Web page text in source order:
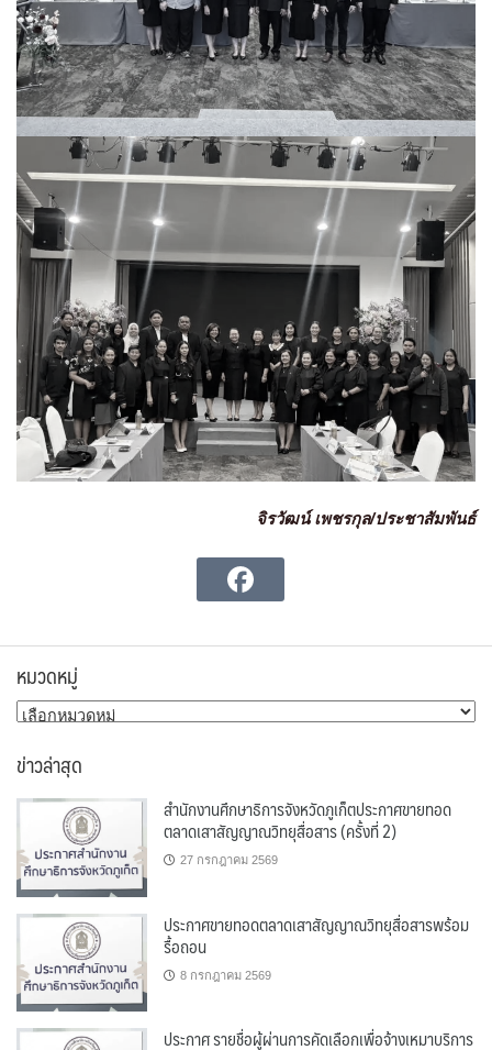
จิรวัฒน์ เพชรกุล/ประชาสัมพันธ์
หมวดหมู่
หมวด
ข่าวล่าสุด
สำนักงานศึกษาธิการจังหวัดภูเก็ตประกาศขายทอด
ตลาดเสาสัญญาณวิทยุสื่อสาร (ครั้งที่ 2)
27 กรกฎาคม 2569
ประกาศขายทอดตลาดเสาสัญญาณวิทยุสื่อสารพร้อม
รื้อถอน
8 กรกฎาคม 2569
ประกาศ รายชื่อผู้ผ่านการคัดเลือกเพื่อจ้างเหมาบริการ